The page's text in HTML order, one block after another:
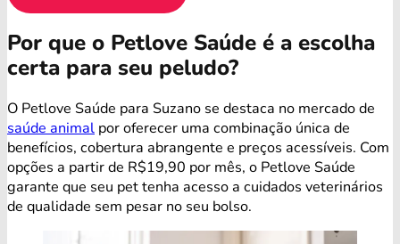
Por que o Petlove Saúde é a escolha
certa para seu peludo?
O Petlove Saúde para Suzano se destaca no mercado de
saúde animal por oferecer uma combinação única de
benefícios, cobertura abrangente e preços acessíveis. Com
opções a partir de R$19,90 por mês, o Petlove Saúde
garante que seu pet tenha acesso a cuidados veterinários
de qualidade sem pesar no seu bolso.